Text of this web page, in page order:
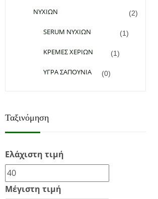
ΝΥΧΙΩΝ (2)
SERUM ΝΥΧΙΩΝ (1)
ΚΡΕΜΕΣ ΧΕΡΙΩΝ (1)
ΥΓΡΑ ΣΑΠΟΥΝΙΑ (0)
Ταξινόμηση
Ελάχιστη τιμή
Μέγιστη τιμή
45,00€
(0)
Προσθήκη στο καλάθι